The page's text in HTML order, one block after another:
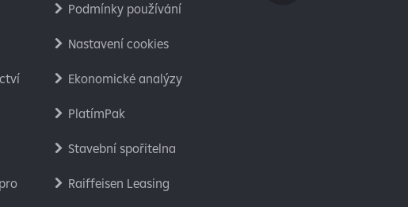
Podmínky používání
Nastavení cookies
Ekonomické analýzy
PlatímPak
Stavební spořitelna
Raiffeisen Leasing